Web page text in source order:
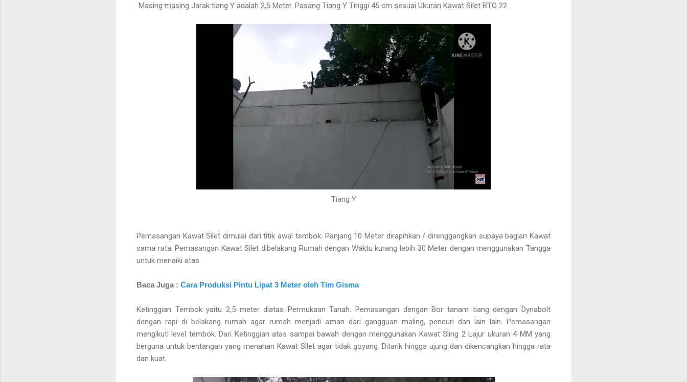
Masing masing Jarak tiang Y adalah 2,5 Meter. Pasang Tiang Y Tinggi 45 cm sesuai Ukuran Kawat Silet BTO 22.
Tiang Y
Pemasangan Kawat Silet dimulai dari titik awal tembok. Panjang 10 Meter dirapihkan / direnggangkan supaya bagian Kawat
sama rata. Pemasangan Kawat Silet dibelakang Rumah dengan Waktu kurang lebih 30 Meter dengan menggunakan Tangga
untuk menaiki atas.
Baca Juga : Cara Produksi Pintu Lipat 3 Meter oleh Tim Gisma
Ketinggian Tembok yaitu 2,5 meter diatas Permukaan Tanah. Pemasangan dengan Bor tanam tiang dengan Dynabolt
dengan rapi di belakang rumah agar rumah menjadi aman dari gangguan maling, pencuri dan lain lain. Pemasangan
mengikuti level tembok. Dari Ketinggian atas sampai bawah dengan menggunakan Kawat Sling 2 Lajur ukuran 4 MM yang
berguna untuk bentangan yang menahan Kawat Silet agar tidak goyang. Ditarik hingga ujung dan dikencangkan hingga rata
dan kuat.